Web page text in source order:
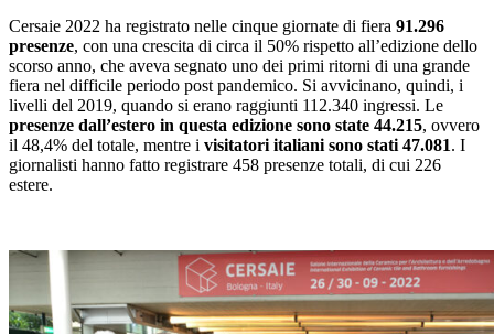
Cersaie 2022 ha registrato nelle cinque giornate di fiera 91.296
presenze, con una crescita di circa il 50% rispetto all’edizione dello
scorso anno, che aveva segnato uno dei primi ritorni di una grande
fiera nel difficile periodo post pandemico. Si avvicinano, quindi, i
livelli del 2019, quando si erano raggiunti 112.340 ingressi. Le
presenze dall’estero in questa edizione sono state 44.215, ovvero
il 48,4% del totale, mentre i visitatori italiani sono stati 47.081. I
giornalisti hanno fatto registrare 458 presenze totali, di cui 226
estere.